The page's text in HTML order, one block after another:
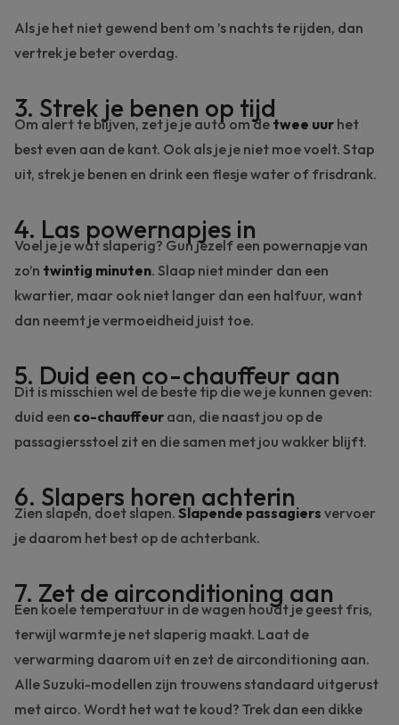
Als je het niet gewend bent om ’s nachts te rijden, dan
vertrek je beter overdag.
3. Strek je benen op tijd
Om alert te blijven, zet je je auto om de twee uur het
best even aan de kant. Ook als je je niet moe voelt. Stap
uit, strek je benen en drink een flesje water of frisdrank.
4. Las powernapjes in
Voel je je wat slaperig? Gun jezelf een powernapjevan
zo’n twintig minuten. Slaap niet minder dan een
kwartier, maar ook niet langer dan een halfuur, want
dan neemt je vermoeidheid juist toe.
5. Duid een co-chauffeur aan
Dit is misschien wel de beste tip die we je kunnen geven:
duid een co-chauffeur aan, die naast jou op de
passagiersstoel zit en die samen met jou wakker blijft.
6. Slapers horen achterin
Zien slapen, doet slapen. Slapende passagiers vervoer
je daarom het best op de achterbank.
7. Zet de airconditioning aan
Een koele temperatuur in de wagen houdt je geest fris,
terwijl warmte je net slaperig maakt. Laat de
verwarming daarom uit en zet de airconditioning aan.
Alle Suzuki-modellen zijn trouwens standaard uitgerust
met airco. Wordt het wat te koud? Trek dan een dikke